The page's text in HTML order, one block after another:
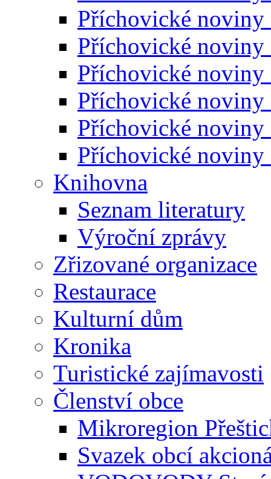
Příchovické noviny
Příchovické noviny
Příchovické noviny
Příchovické noviny
Příchovické noviny
Příchovické noviny
Knihovna
Seznam literatury
Výroční zprávy
Zřizované organizace
Restaurace
Kulturní dům
Kronika
Turistické zajímavosti
Členství obce
Mikroregion
Svazek obcí